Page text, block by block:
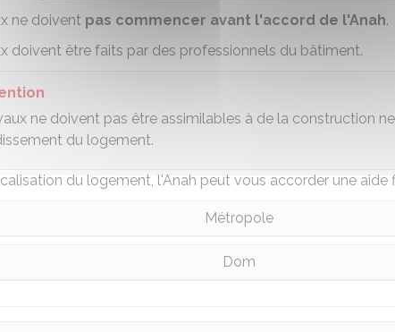
ne doivent pas commencer avant l'accord de l'Anah.
doivent être faits par des professionnels du bâtiment.
ne doivent pas être assimilables à de la construction
du logement.
du logement, l'Anah peut vous accorder une aide
Métropole
Dom